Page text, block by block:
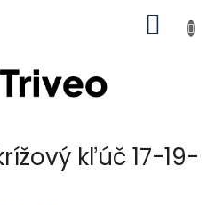
kľúč 17-19-